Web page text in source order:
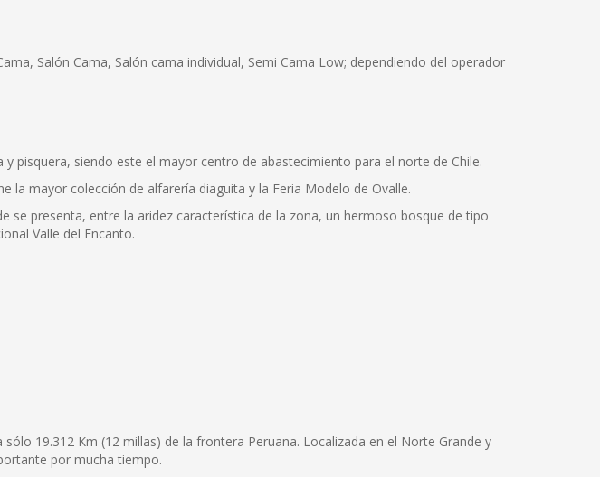
Salón Cama, Salón cama individual, Semi Cama Low; dependiendo del operador
pisquera, siendo este el mayor centro de abastecimiento para el norte de Chile.
la mayor colección de alfarería diaguita y la Feria Modelo de Ovalle.
se presenta, entre la aridez característica de la zona, un hermoso bosque de tipo
Valle del Encanto.
19.312 Km (12 millas) de la frontera Peruana. Localizada en el Norte Grande y
por mucha tiempo.